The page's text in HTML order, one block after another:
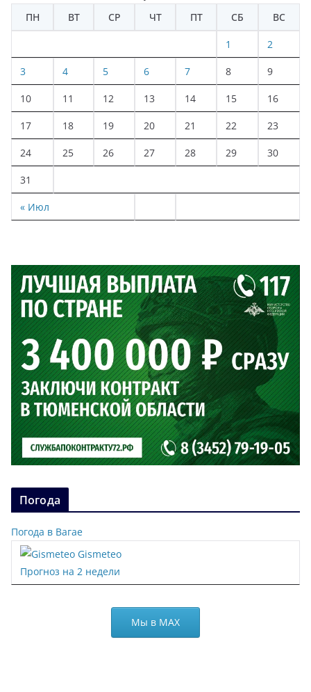
ПН
ВТ СР ЧТ ПТ СБ ВС
« Июл
1 2
3 4 5 6 7 8 9
10 11 12 13 14 15 16
17 18 19 20 21 22 23
24 25 26 27 28 29 30
31
Погода
Погода в Вагае
Gismeteo
Прогноз на 2 недели
Мы в МАХ